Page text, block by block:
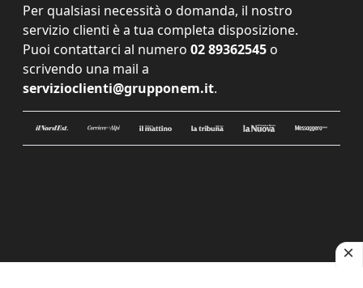
Per qualsiasi necessità o domanda, il nostro
servizio clienti è a tua completa disposizione.
Puoi contattarci al numero 02 89362545 o
scrivendo una mail a
servizioclienti@grupponem.it.